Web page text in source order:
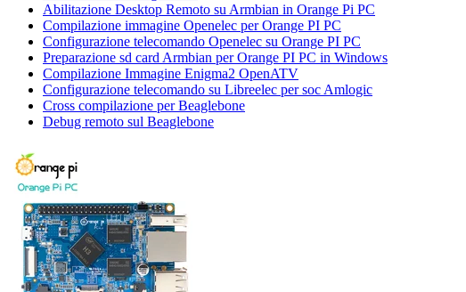
Abilitazione Desktop Remoto su Armbian in Orange Pi PC
Compilazione immagine Openelec per Orange PI PC
Configurazione telecomando Openelec su Orange PI PC
Preparazione sd card Armbian per Orange PI PC in Windows
Compilazione Immagine Enigma2 OpenATV
Configurazione telecomando su Libreelec per soc Amlogic
Cross compilazione per Beaglebone
Debug remoto sul Beaglebone